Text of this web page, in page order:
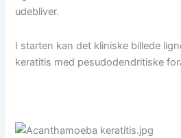
udebliver.
I starten kan det kliniske billede
keratitis med pesudodendritiske